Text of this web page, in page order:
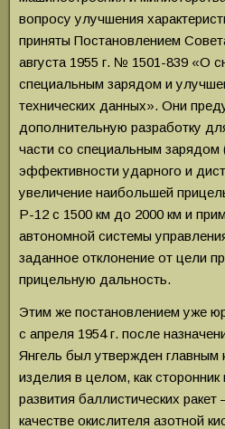
вопросу улучшения
приняты Постановлением
августа 1955 г. № 1501-839 «О
специальным зарядом и
технических данных». Они
дополнительную разработку
части со специальным
эффективности ударного и
увеличение наибольшей
Р-12 с 1500 км до 2000 км и
автономной системы
заданное отклонение от цели
прицельную дальность.
Этим же постановлением уже
с апреля 1954 г. после
Янгель был утвержден главным
изделия в целом, как сторонник
развития баллистических ракет
качестве окислителя азотной